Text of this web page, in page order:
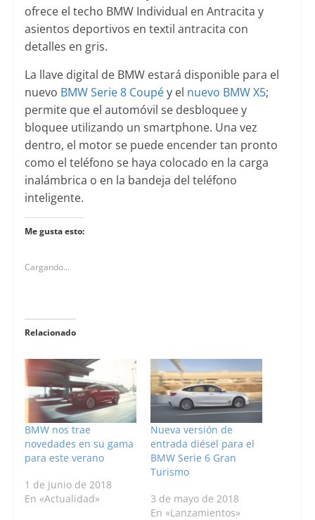
ofrece el techo BMW Individual en Antracita y
asientos deportivos en textil antracita con
detalles en gris.
La llave digital de BMW estará disponible para el
nuevo BMW Serie 8 Coupéy el nuevo BMW X5;
permite que el automóvil se desbloquee y
bloquee utilizando un smartphone. Una vez
dentro, el motor se puede encender tan pronto
como el teléfono se haya colocado en la carga
inalámbrica o en la bandeja del teléfono
inteligente.
Me gusta esto:
Cargando...
Relacionado
BMW nos trae
novedades en su gama
para este verano
1 de junio de 2018
En «Actualidad»
Nueva versión de
entrada diésel para el
BMW Serie 6 Gran
Turismo
3 de mayo de 2018
En «Lanzamientos»